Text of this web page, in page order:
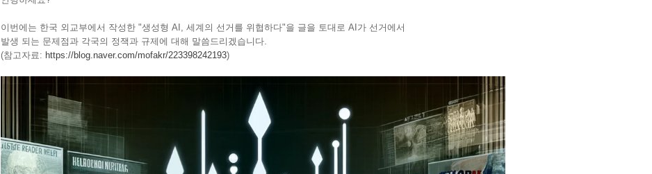
이번에는 한국 외교부에서 작성한 "생성형 AI, 세계의 선거를 위협하다"을 글을 토대로 AI가 선거에서
발생 되는 문제점과 각국의 정잭과 규제에 대해 말씀드리겠습니다.
(참고자료: https://blog.naver.com/mofakr/223398242193)